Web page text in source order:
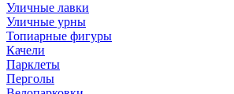
Уличные лавки
Уличные урны
Топиарные фигуры
Качели
Парклеты
Перголы